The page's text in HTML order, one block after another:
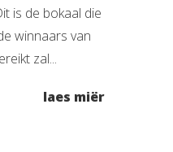
is de bokaal die
winnaars van
zal...
laes miër